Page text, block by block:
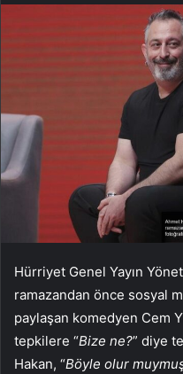
Hürriyet Genel Yayın
ramazandan önce sosyal
paylaşan komedyen Cem
tepkilere “Bize ne?” diye
Hakan, “Böyle olur